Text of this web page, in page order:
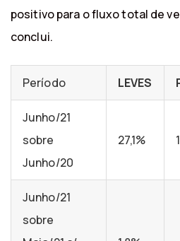
positivo para o fluxo total de
conclui.
Período LEVES
Junho/21
sobre
Junho/20
27,1%
Junho/21
sobre